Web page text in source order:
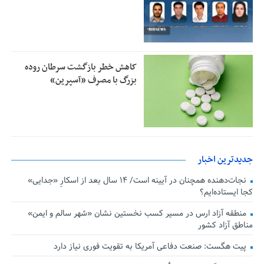
کاهش خطر بازگشت سرطان روده
بزرگ با مصرف «آسپرین»
جدیدترین اخبار
نجات‌دهنده‌ همچنان در آیینه است/ ۱۴ سال بعد از اسکارِ «جدایی»
کجا ایستاده‌ایم؟
منطقه آزاد ارس در مسیر کسب نخستین نشان «شهر سالم و ایمن»
مناطق آزاد کشور
پیت هگست: صنعت دفاعی آمریکا به تقویت فوری نیاز دارد